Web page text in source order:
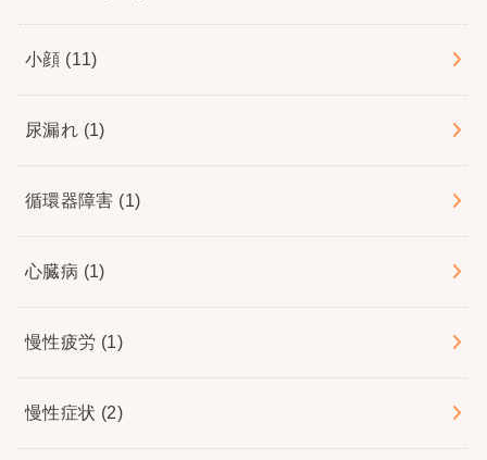
小顔 (11)
尿漏れ (1)
循環器障害 (1)
心臓病 (1)
慢性疲労 (1)
慢性症状 (2)